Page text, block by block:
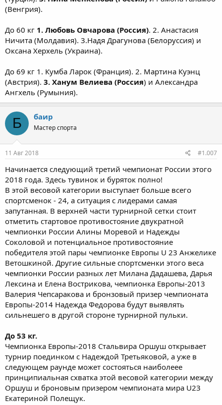
(Венгрия).
До 60 кг 1. Любовь Овчарова (Россия). 2. Анастасия
Ничита (Молдавия). 3.Надя Драгунова (Белоруссия) и
Оксана Херхель (Украина).
До 69 кг 1. Кумба Ларок (Франция). 2. Мартина Куэнц
(Австрия). 3. Ханум Велиева (Россия) и Александра
Ангхель (Румыния).
Б баир
Мастер спорта
11 Авг 2018 #1.007
Начинается следующий третий чемпионат России этого
2018 года. Здесь тувинок и буряток полно!
В этой весовой категории выступает больше всего
спортсменок - 24, а ситуация с лидерами самая
запутанная. В верхней части турнирной сетки стоит
отметить стартовое противостояние двукратной
чемпионки России Алины Моревой и Надежды
Соколовой и потенциальное противостояние
победителя этой пары чемпионке Европы U 23 Анжелике
Ветошкиной. Другие сильные спортсменки этого веса
чемпионки России разных лет Милана Дадашева, Дарья
Лексина и Елена Вострикова, чемпионка Европы-2013
Валерия Чепсаракова и бронзовый призер чемпионата
Европы-2014 Надежда Федорова будут выявлять
сильнешего в другой стороне турнирной пульки.
До 53 кг.
Чемпионка Европы-2018 Стальвира Оршуш открывает
турнир поединком с Надеждой Третьяковой, а уже в
следующем раунде может состояться наиболеее
принципиальная схватка этой весовой категории между
Оршуш и броновым призером чемпионата мира U23
Екатериной Полещук.